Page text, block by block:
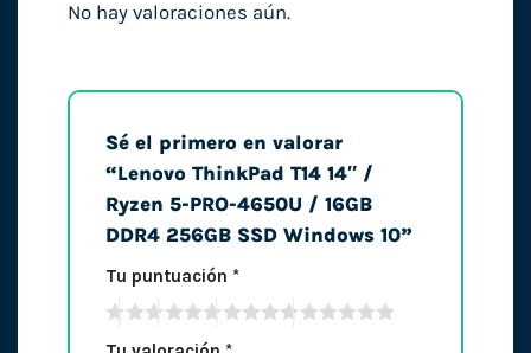
No hay valoraciones aún.
Sé el primero en valorar
“Lenovo ThinkPad T14 14″ /
Ryzen 5-PRO-4650U / 16GB
DDR4 256GB SSD Windows 10”
Tu puntuación *